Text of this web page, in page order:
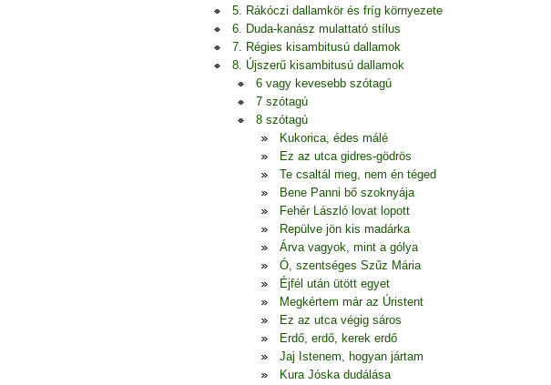
5. Rákóczi dallamkör és fríg környezete
6. Duda-kanász mulattató stílus
7. Régies kisambitusú dallamok
8. Újszerű kisambitusú dallamok
6 vagy kevesebb szótagú
7 szótagú
8 szótagú
Kukorica, édes málé
Ez az utca gidres-gödrös
Te csaltál meg, nem én téged
Bene Panni bő szoknyája
Fehér László lovat lopott
Repülve jön kis madárka
Árva vagyok, mint a gólya
Ó, szentséges Szűz Mária
Éjfél után ütött egyet
Megkértem már az Úristent
Ez az utca végig sáros
Erdő, erdő, kerek erdő
Jaj Istenem, hogyan jártam
Kura Jóska dudálása